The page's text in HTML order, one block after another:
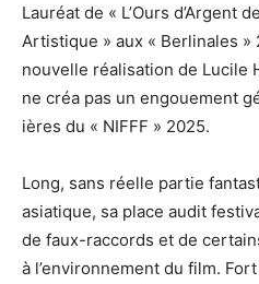
Lauréat de « L’Ours d’Argent
Artistique » aux « Berlinales »
nouvelle réalisation de Lucile
ne créa pas un engouement
ières du « NIFFF » 2025.
Long, sans réelle partie
asiatique, sa place audit
de faux-raccords et de
à l’environnement du film.